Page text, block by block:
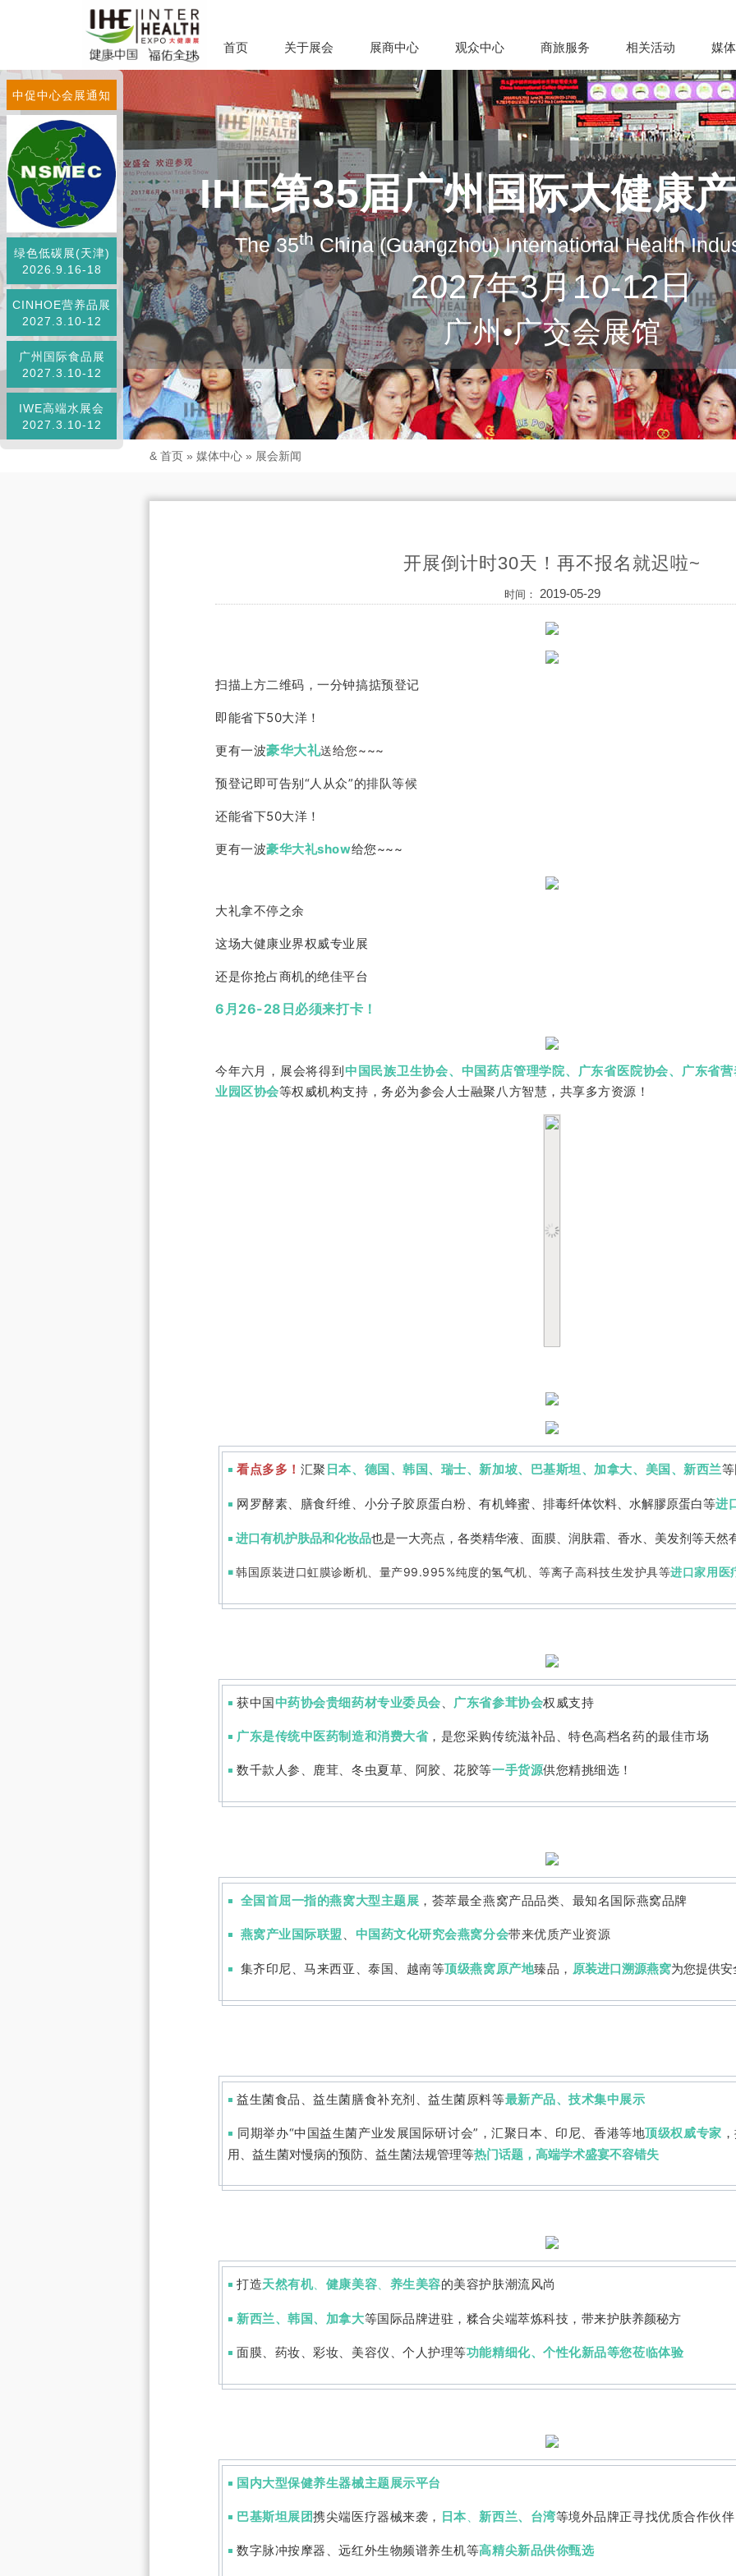
首页 关于展会 展商中心 观众中心 商旅服务 相关活动 媒
IHE第35届广州国际大健康
The 35thChina (Guangzhou) International Health
2027年3月10-12日
广州•广交会展馆
中促中心会展通知
绿色低碳展(天津)
2026.9.16-18
CINHOE营养品展
2027.3.10-12
广州国际食品展
2027.3.10-12
IWE高端水展会
2027.3.10-12
& 首页 » 媒体中心 » 展会新闻
开展倒计时30天！再不报名就迟啦~
时间： 2019-05-29
扫描上方二维码，一分钟搞掂预登记
即能省下50大洋！
更有一波豪华大礼送给您~~~
预登记即可告别“人从众”的排队等候
还能省下50大洋！
更有一波豪华大礼show给您~~~
大礼拿不停之余
这场大健康业界权威专业展
还是你抢占商机的绝佳平台
6月26-28日必须来打卡！
今年六月，展会将得到中国民族卫生协会、中国药店管理学院、广东省医院协会、广东省
业园区协会等权威机构支持，务必为参会人士融聚八方智慧，共享多方资源！
◾ 看点多多！ 汇聚 日本、德国、韩国、瑞士、新加坡、巴基斯坦、加拿大、美国、新西兰
◾ 网罗酵素、膳食纤维、小分子胶原蛋白粉、有机蜂蜜、排毒纤体饮料、水解膠原蛋白等进
◾ 进口有机护肤品和化妆品也是一大亮点，各类精华液、面膜、润肤霜、香水、美发剂等天然
◾韩国原装进口虹膜诊断机、 量产99.995%纯度的氢气机、等离子高科技生发护具等进口家用医
◾ 获中国中药协会贵细药材专业委员会、 广东省参茸协会权威支持
◾ 广东是传统中医药制造和消费大省，是您采购传统滋补品、特色高档名药的最佳市场
◾ 数千款人参、鹿茸、冬虫夏草、阿胶、花胶等一手货源供您精挑细选！
◾ 全国首屈一指的燕窝大型主题展 ，荟萃最全燕窝产品品类、最知名国际燕窝品牌
◾ 燕窝产业国际联盟 、 中国药文化研究会燕窝分会带来优质产业资源
◾ 集齐印尼、马来西亚、泰国、越南等顶级燕窝原产地臻品， 原装进口溯源燕窝为您提供
◾ 益生菌食品、益生菌膳食补充剂、益生菌原料等最新产品、技术集中展示
◾ 同期举办“中国益生菌产业发展国际研讨会”，汇聚日本、印尼、香港等地顶级权威专家
用、益生菌对慢病的预防、益生菌法规管理等热门话题，高端学术盛宴不容错失
◾ 打造天然有机、 健康美容、 养生美容的美容护肤潮流风尚
◾ 新西兰、韩国、加拿大等国际品牌进驻，糅合尖端萃炼科技，带来护肤养颜秘方
◾ 面膜、药妆、彩妆、美容仪、个人护理等功能精细化、个性化新品等您莅临体验
◾ 国内大型保健养生器械主题展示平台
◾ 巴基斯坦展团携尖端医疗器械来袭， 日本、新西兰、台湾等境外品牌正寻找优质合作伙伴
◾ 数字脉冲按摩器、远红外生物频谱养生机等高精尖新品供你甄选